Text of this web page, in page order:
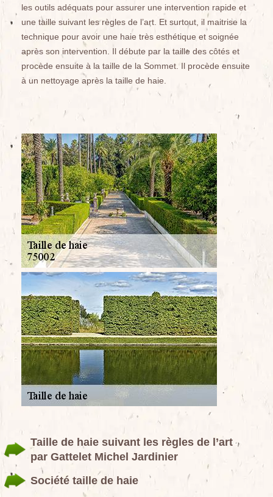
les outils adéquats pour assurer une intervention rapide et
une taille suivant les règles de l’art. Et surtout, il maitrise la
technique pour avoir une haie très esthétique et soignée
après son intervention. Il débute par la taille des côtés et
procède ensuite à la taille de la Sommet. Il procède ensuite
à un nettoyage après la taille de haie.
Taille de haie suivant les règles de l’art
par Gattelet Michel Jardinier
Société taille de haie